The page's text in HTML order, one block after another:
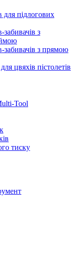
для підлогових
з
забивачів з прямою
цвяхів пістолетів
Tool
тиску